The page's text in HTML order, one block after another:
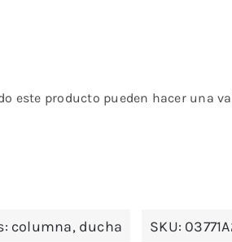
este producto pueden hacer una
columna, ducha SKU: